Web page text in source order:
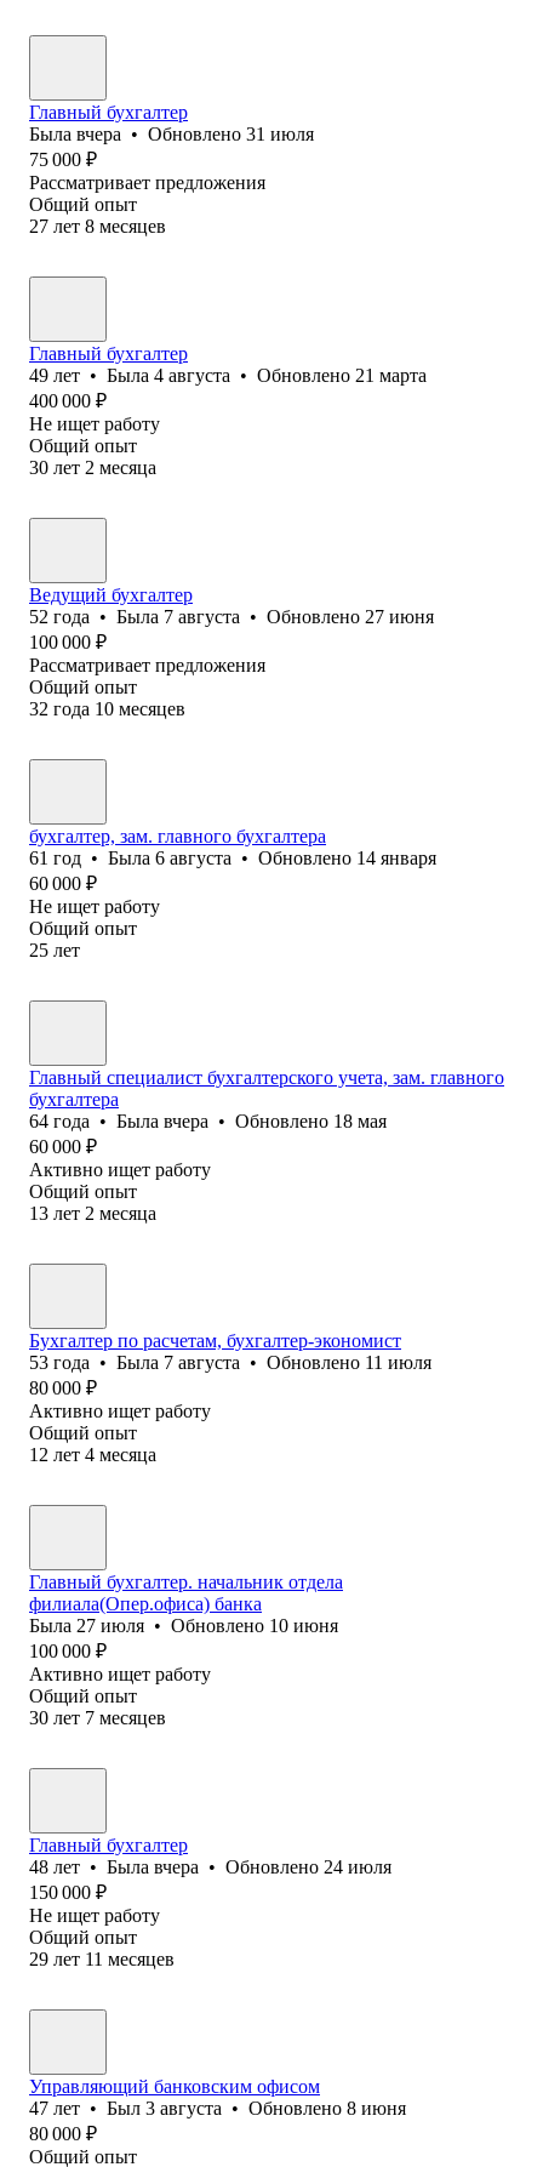
Главный бухгалтер
Была вчера • Обновлено 31 июля
75 000 ₽
Рассматривает предложения
Общий опыт
27 лет 8 месяцев
Главный бухгалтер
49 лет • Была 4 августа • Обновлено 21 марта
400 000 ₽
Не ищет работу
Общий опыт
30 лет 2 месяца
Ведущий бухгалтер
52 года • Была 7 августа • Обновлено 27 июня
100 000 ₽
Рассматривает предложения
Общий опыт
32 года 10 месяцев
бухгалтер, зам. главного бухгалтера
61 год • Была 6 августа • Обновлено 14 января
60 000 ₽
Не ищет работу
Общий опыт
25 лет
Главный специалист бухгалтерского учета, зам. главного
бухгалтера
64 года • Была вчера • Обновлено 18 мая
60 000 ₽
Активно ищет работу
Общий опыт
13 лет 2 месяца
Бухгалтер по расчетам, бухгалтер-экономист
53 года • Была 7 августа • Обновлено 11 июля
80 000 ₽
Активно ищет работу
Общий опыт
12 лет 4 месяца
Главный бухгалтер. начальник отдела
филиала(Опер.офиса) банка
Была 27 июля • Обновлено 10 июня
100 000 ₽
Активно ищет работу
Общий опыт
30 лет 7 месяцев
Главный бухгалтер
48 лет • Была вчера • Обновлено 24 июля
150 000 ₽
Не ищет работу
Общий опыт
29 лет 11 месяцев
Управляющий банковским офисом
47 лет • Был 3 августа • Обновлено 8 июня
80 000 ₽
Общий опыт